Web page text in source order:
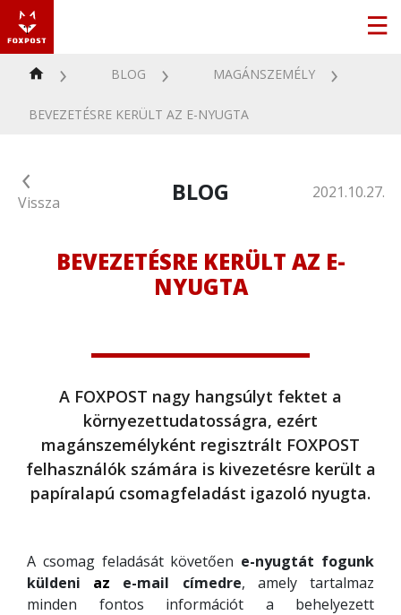
BLOG MAGÁNSZEMÉLY
BEVEZETÉSRE KERÜLT AZ E-NYUGTA
Vissza BLOG 2021.10.27.
BEVEZETÉSRE KERÜLT AZ E-
NYUGTA
A FOXPOST nagy hangsúlyt fektet a
környezettudatosságra, ezért
magánszemélyként regisztrált FOXPOST
felhasználók számára is kivezetésre került a
papíralapú csomagfeladást igazoló nyugta.
A csomag feladását követően e-nyugtát fogunk
küldeni az e-mail címedre, amely tartalmaz
minden fontos információt a behelyezett